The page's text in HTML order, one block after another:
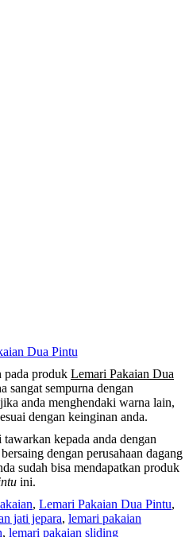
Dua Pintu
pada produk Lemari Pakaian Dua
sangat sempurna dengan
anda menghendaki warna lain,
dengan keinginan anda.
kepada anda dengan
dengan perusahaan dagang
sudah bisa mendapatkan produk
ini.
, Lemari Pakaian Dua Pintu,
jati jepara, lemari pakaian
, lemari pakaian sliding